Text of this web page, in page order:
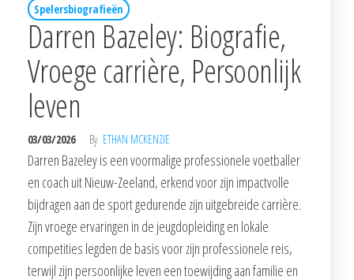
Spelersbiografieën
Darren Bazeley: Biografie,
Vroege carrière, Persoonlijk
leven
03/03/2026 By ETHAN MCKENZIE
Darren Bazeley is een voormalige professionele voetballer
en coach uit Nieuw-Zeeland, erkend voor zijn impactvolle
bijdragen aan de sport gedurende zijn uitgebreide carrière.
Zijn vroege ervaringen in de jeugdopleiding en lokale
competities legden de basis voor zijn professionele reis,
terwijl zijn persoonlijke leven een toewijding aan familie en